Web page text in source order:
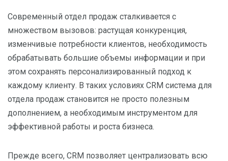
Современный отдел продаж сталкивается с
множеством вызовов: растущая конкуренция,
изменчивые потребности клиентов, необходимость
обрабатывать большие объемы информации и при
этом сохранять персонализированный подход к
каждому клиенту. В таких условиях CRM система для
отдела продаж становится не просто полезным
дополнением, а необходимым инструментом для
эффективной работы и роста бизнеса.
Прежде всего, CRM позволяет централизовать всю